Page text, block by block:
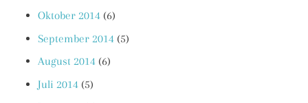
Oktober 2014 (6)
September 2014 (5)
August 2014 (6)
Juli 2014 (5)